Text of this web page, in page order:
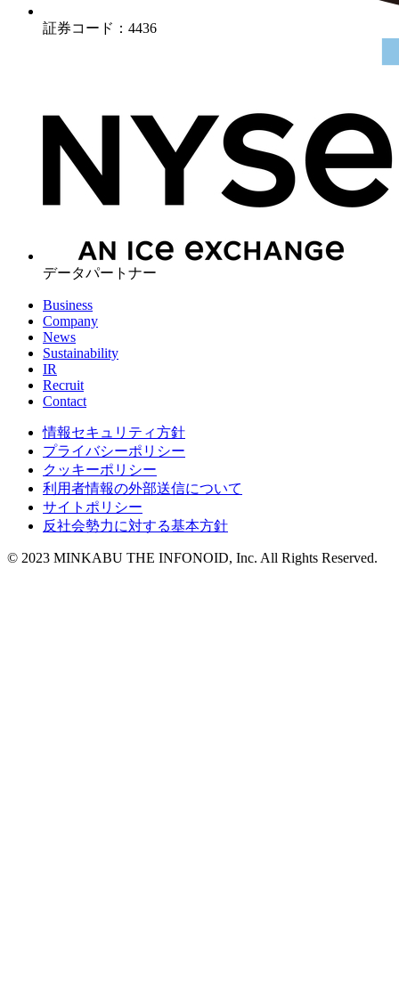
証券コード：4436
データパートナー
Business
Company
News
Sustainability
IR
Recruit
Contact
情報セキュリティ方針
プライバシーポリシー
クッキーポリシー
利用者情報の外部送信について
サイトポリシー
反社会勢力に対する基本方針
© 2023 MINKABU THE INFONOID, Inc. All Rights Reserved.